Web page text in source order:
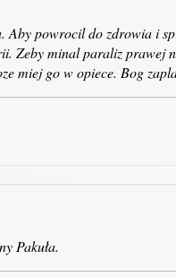
Aby powrocil do zdrowia i
Zeby minal paraliz prawej
miej go w opiece. Bog
Pakuła.